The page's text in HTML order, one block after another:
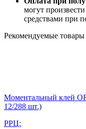
могут
средствами при
Рекомендуемые товары
Моментальный клей
12/288 шт.)
РРЦ: